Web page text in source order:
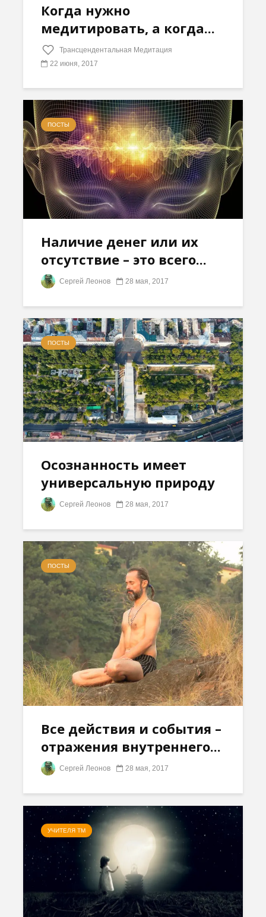
Когда нужно
медитировать, а когда...
Трансцендентальная Медитация
22 июня, 2017
ПОСТЫ
Наличие денег или их
отсутствие – это всего...
Сергей Леонов 28 мая, 2017
ПОСТЫ
Осознанность имеет
универсальную природу
Сергей Леонов 28 мая, 2017
ПОСТЫ
Все действия и события –
отражения внутреннего...
Сергей Леонов 28 мая, 2017
УЧИТЕЛЯ ТМ